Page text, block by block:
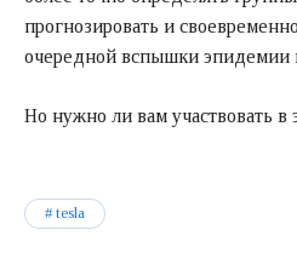
прогнозировать и
очередной вспышки эпидемии
Но нужно ли вам участвовать в
tesla